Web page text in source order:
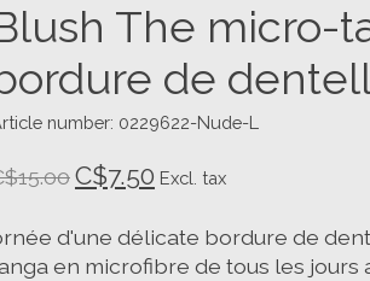
The micro-
de
number: 0229622-Nude-L
C$7.50 Excl. tax
d'une délicate bordure de
en microfibre de tous les jours